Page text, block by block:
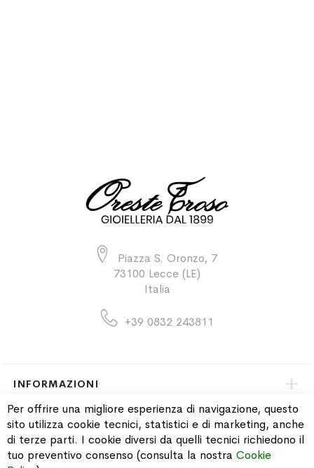
Piazza S. Oronzo, 7
73100 Lecce (LE)
Italia
+39 0832 243811
INFORMAZIONI
PAGAMENTI & SPEDIZIONI
CATALOGO
Per offrire una migliore esperienza di navigazione, questo
sito utilizza cookie tecnici, statistici e di marketing, anche
di terze parti. I cookie diversi da quelli tecnici richiedono il
tuo preventivo consenso (consulta la nostra Cookie